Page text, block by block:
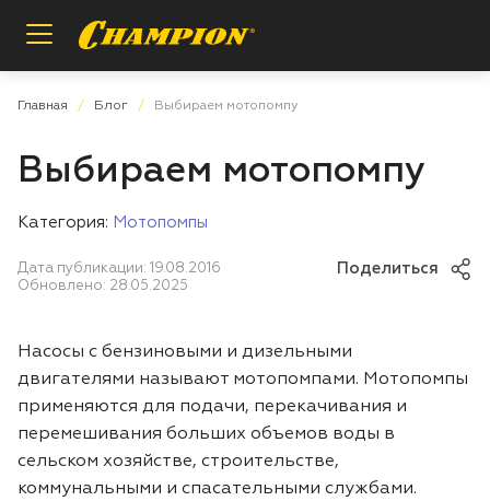
Назад
Пилы цепные
Мотобуры
Опрыскиватели
Измельчители
Газонокосилки
Аккумуляторная техника
Назад
Регистрация расширенной гарантии
Проверка расширенной гарантии
Условия гарантии
Назад
О бренде
Инструкции и деталировки
Сотрудничество
Вопросы и ответы
Заказ запасных частей
Магазины и сервисы
Главная Блог Выбираем мотопомпу
Выбираем мотопомпу
Категория: Мотопомпы
Дата публикации: 19.08.2016
Обновлено: 28.05.2025
Поделиться
Насосы с бензиновыми и дизельными
двигателями называют мотопомпами. Мотопомпы
применяются для подачи, перекачивания и
перемешивания больших объемов воды в
сельском хозяйстве, строительстве,
коммунальными и спасательными службами.